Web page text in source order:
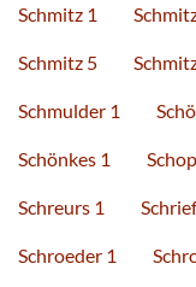
Schmitz 1
Schmitz 5
Schmulder 1
Schönkes 1
Schreurs 1
Schroeder 1